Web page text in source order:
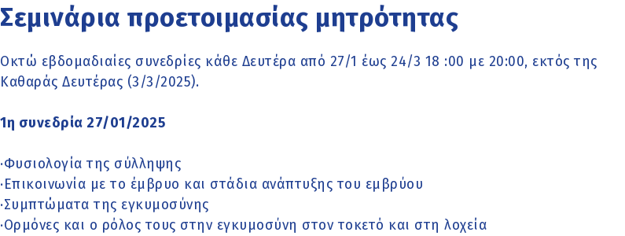
Σεμινάρια προετοιμασίας μητρότητας
Οκτώ εβδομαδιαίες συνεδρίες κάθε Δευτέρα από 27/1 έως 24/3 18 :00 με 20:00, εκτός της
Καθαράς Δευτέρας (3/3/2025).
1η συνεδρία 27/01/2025
·Φυσιολογία της σύλληψης
·Επικοινωνία με το έμβρυο και στάδια ανάπτυξης του εμβρύου
·Συμπτώματα της εγκυμοσύνης
·Ορμόνες και ο ρόλος τους στην εγκυμοσύνη στον τοκετό και στη λοχεία